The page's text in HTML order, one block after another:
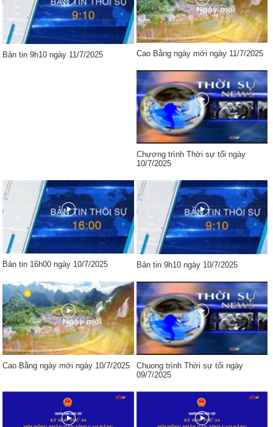
Bản tin 9h10 ngày 11/7/2025 Cao Bằng ngày mới ngày 11/7/2025
Chương trình Thời sự tối ngày
10/7/2025
Bản tin 16h00 ngày 10/7/2025 Bản tin 9h10 ngày 10/7/2025
Cao Bằng ngày mới ngày 10/7/2025
Chuong trình Thời sự tối ngày
09/7/2025